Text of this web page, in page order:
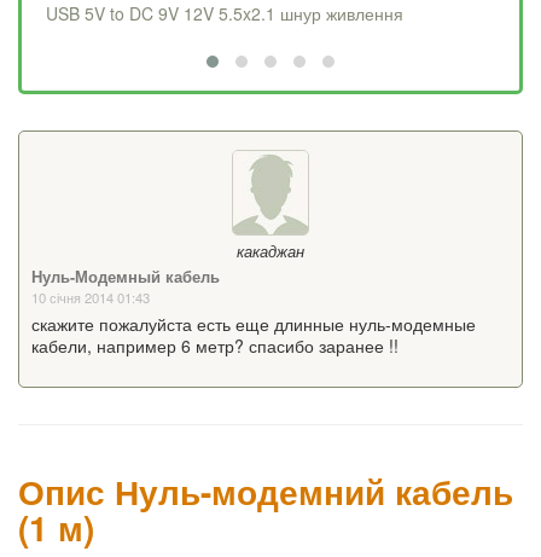
USB 5V to DC 9V 12V 5.5x2.1 шнур живлення
какаджан
Нуль-Модемный кабель
10 січня 2014 01:43
скажите пожалуйста есть еще длинные нуль-модемные
кабели, например 6 метр? спасибо заранее !!
Опис Нуль-модемний кабель
(1 м)